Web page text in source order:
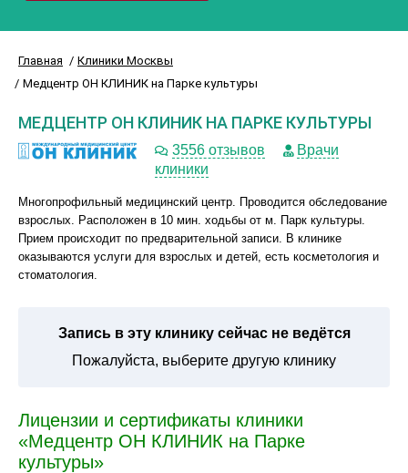
Главная
Клиники Москвы
Медцентр ОН КЛИНИК на Парке культуры
МЕДЦЕНТР ОН КЛИНИК НА ПАРКЕ КУЛЬТУРЫ
3556 отзывов
Врачи
клиники
Многопрофильный медицинский центр. Проводится обследование
взрослых. Расположен в 10 мин. ходьбы от м. Парк культуры.
Прием происходит по предварительной записи. В клинике
оказываются услуги для взрослых и детей, есть косметология и
стоматология.
Запись в эту клинику сейчас не ведётся
Пожалуйста, выберите другую клинику
Лицензии и сертификаты клиники
«Медцентр ОН КЛИНИК на Парке
культуры»